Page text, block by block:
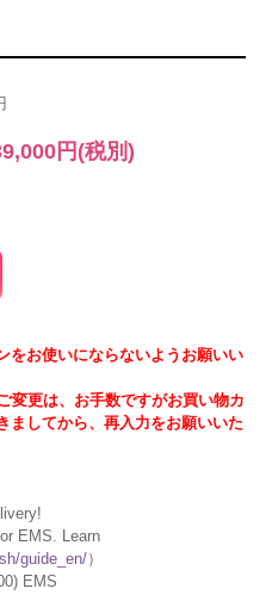
円(税別)
お使いにならないようお願いい
変更は、お手数ですがお買い物カ
ましてから、再入力をお願いいた
EMS. Learn
guide_en/）
EMS